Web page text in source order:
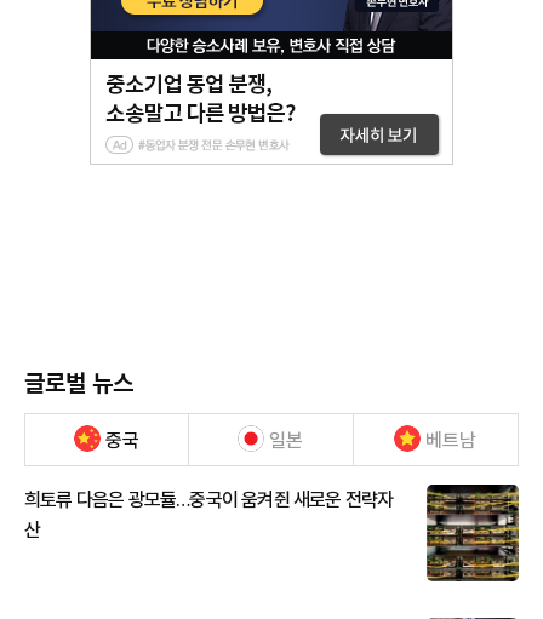
글로벌 뉴스
중국 일본 베트남
희토류 다음은 광모듈…중국이 움켜쥔 새로운 전략자
산